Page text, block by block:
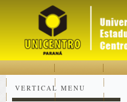
VERTICAL MENU